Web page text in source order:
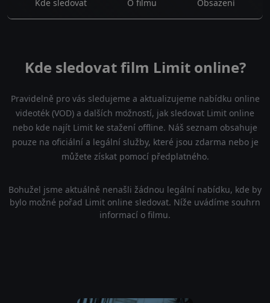
Kde sledovat O filmu Obsazení
Kde sledovat film Limit online?
Pravidelně pro vás sledujeme a aktualizujeme nabídku online
videoték (VOD) a dalších možností, jak sledovat Limit online
nebo kde najít Limit ke stažení offline. Náš seznam obsahuje
pouze na oficiální a legální služby, které jsou zdarma nebo je
můžete získat pomocí předplatného.
Bohužel jsme aktuálně nenašli žádnou legální nabídku, kde by
bylo možné pořad Limit online sledovat. Níže uvádíme souhrn
informací o filmu.